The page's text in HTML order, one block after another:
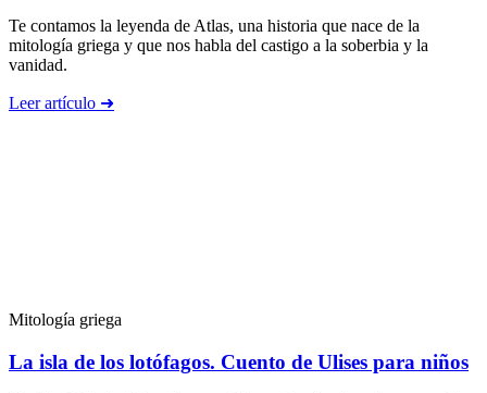
Te contamos la leyenda de Atlas, una historia que nace de la
mitología griega y que nos habla del castigo a la soberbia y la
vanidad.
Leer artículo ➜
Mitología griega
La isla de los lotófagos. Cuento de Ulises para niños